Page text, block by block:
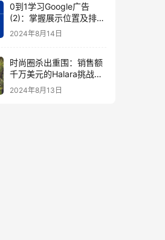
0到1学习Google广告
(2)：掌握展示位置及排名
规则
2024年8月14日
时尚圈杀出重围：销售额
千万美元的Halara挑战
SHEIN成新时尚巨头
（上）
2024年8月13日